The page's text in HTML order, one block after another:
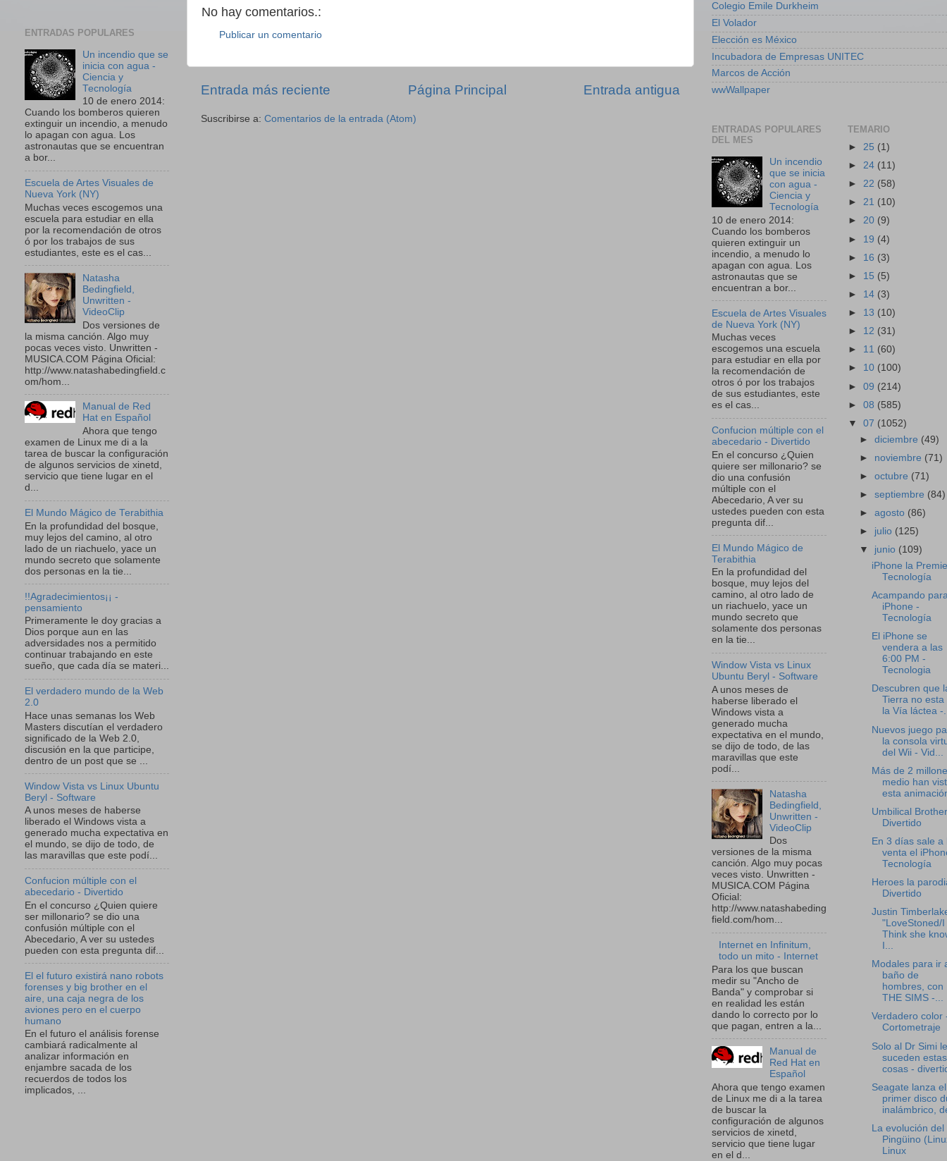
No hay comentarios.:
Publicar un comentario
Entrada más reciente Entrada antigua
Página Principal
Suscribirse a: Comentarios de la entrada (Atom)
ENTRADAS POPULARES
Un incendio que se
inicia con agua -
Ciencia y
Tecnología
10 de enero 2014:
Cuando los bomberos quieren
extinguir un incendio, a menudo
lo apagan con agua. Los
astronautas que se encuentran
a bor...
Escuela de Artes Visuales de
Nueva York (NY)
Muchas veces escogemos una
escuela para estudiar en ella
por la recomendación de otros
ó por los trabajos de sus
estudiantes, este es el cas...
Natasha
Bedingfield,
Unwritten -
VideoClip
Dos versiones de
la misma canción. Algo muy
pocas veces visto. Unwritten -
MUSICA.COM Página Oficial:
http://www.natashabedingfield.c
om/hom...
Manual de Red
Hat en Español
Ahora que tengo
examen de Linux me di a la
tarea de buscar la configuración
de algunos servicios de xinetd,
servicio que tiene lugar en el
d...
El Mundo Mágico de Terabithia
En la profundidad del bosque,
muy lejos del camino, al otro
lado de un riachuelo, yace un
mundo secreto que solamente
dos personas en la tie...
!!Agradecimientos¡¡ -
pensamiento
Primeramente le doy gracias a
Dios porque aun en las
adversidades nos a permitido
continuar trabajando en este
sueño, que cada día se materi...
El verdadero mundo de la Web
2.0
Hace unas semanas los Web
Masters discutían el verdadero
significado de la Web 2.0,
discusión en la que participe,
dentro de un post que se ...
Window Vista vs Linux Ubuntu
Beryl - Software
A unos meses de haberse
liberado el Windows vista a
generado mucha expectativa en
el mundo, se dijo de todo, de
las maravillas que este podí...
Confucion múltiple con el
abecedario - Divertido
En el concurso ¿Quien quiere
ser millonario? se dio una
confusión múltiple con el
Abecedario, A ver su ustedes
pueden con esta pregunta dif...
El el futuro existirá nano robots
forenses y big brother en el
aire, una caja negra de los
aviones pero en el cuerpo
humano
En el futuro el análisis forense
cambiará radicalmente al
analizar información en
enjambre sacada de los
recuerdos de todos los
implicados, ...
Colegio Emile Durkheim
El Volador
Elección es México
Incubadora de Empresas UNITEC
Marcos de Acción
wwWallpaper
ENTRADAS POPULARES
DEL MES
Un incendio
que se inicia
con agua -
Ciencia y
Tecnología
10 de enero 2014:
Cuando los bomberos
quieren extinguir un
incendio, a menudo lo
apagan con agua. Los
astronautas que se
encuentran a bor...
Escuela de Artes Visuales
de Nueva York (NY)
Muchas veces
escogemos una escuela
para estudiar en ella por
la recomendación de
otros ó por los trabajos
de sus estudiantes, este
es el cas...
Confucion múltiple con el
abecedario - Divertido
En el concurso ¿Quien
quiere ser millonario? se
dio una confusión
múltiple con el
Abecedario, A ver su
ustedes pueden con esta
pregunta dif...
El Mundo Mágico de
Terabithia
En la profundidad del
bosque, muy lejos del
camino, al otro lado de
un riachuelo, yace un
mundo secreto que
solamente dos personas
en la tie...
Window Vista vs Linux
Ubuntu Beryl - Software
A unos meses de
haberse liberado el
Windows vista a
generado mucha
expectativa en el mundo,
se dijo de todo, de las
maravillas que este
podí...
Natasha
Bedingfield,
Unwritten -
VideoClip
Dos
versiones de la misma
canción. Algo muy pocas
veces visto. Unwritten -
MUSICA.COM Página
Oficial:
http://www.natashabeding
field.com/hom...
Internet en Infinitum,
todo un mito - Internet
Para los que buscan
medir su "Ancho de
Banda" y comprobar si
en realidad les están
dando lo correcto por lo
que pagan, entren a la...
Manual de
Red Hat en
Español
Ahora que tengo examen
de Linux me di a la tarea
de buscar la
configuración de algunos
servicios de xinetd,
servicio que tiene lugar
en el d...
TEMARIO
► 25 (1)
► 24 (11)
► 22 (58)
► 21 (10)
► 20 (9)
► 19 (4)
► 16 (3)
► 15 (5)
► 14 (3)
► 13 (10)
► 12 (31)
► 11 (60)
► 10 (100)
► 09 (214)
► 08 (585)
▼ 07 (1052)
►diciembre (49)
► noviembre (71)
►octubre (71)
►septiembre (84)
►agosto (86)
► julio (125)
▼ junio (109)
iPhone la
Tecnología
Acampando
iPhone -
Tecnología
El iPhone se
vendera a las
6:00 PM -
Tecnologia
Descubren que
Tierra no esta
la Vía láctea -
Nuevos juego
la consola
del Wii - Vid...
Más de 2
medio han
esta
Umbilical
Divertido
En 3 días sale a
venta el
Tecnología
Heroes la
Divertido
Justin
"LoveStoned/I
Think she
I...
Modales para ir
baño de
hombres, con
THE SIMS -...
Verdadero color
Cortometraje
Solo al Dr Simi le
suceden estas
cosas -
Seagate lanza el
primer disco
inalámbrico,
La evolución del
Pingüino
Linux